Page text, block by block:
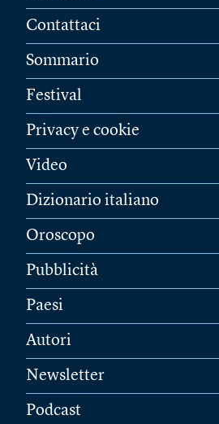
Contattaci
Sommario
Festival
Privacy e cookie
Video
Dizionario italiano
Oroscopo
Pubblicità
Paesi
Autori
Newsletter
Podcast